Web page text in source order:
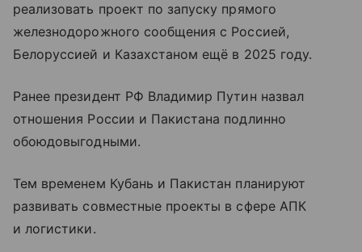
реализовать проект по запуску прямого
железнодорожного сообщения с Россией,
Белоруссией и Казахстаном ещё в 2025 году.
Ранее президент РФ Владимир Путин назвал
отношения России и Пакистана подлинно
обоюдовыгодными.
Тем временем Кубань и Пакистан планируют
развивать совместные проекты в сфере АПК
и логистики.